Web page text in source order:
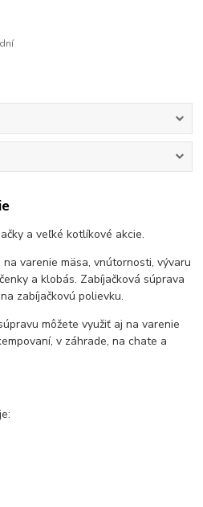
a veľké kotlíkové akcie.
varenie mäsa, vnútornosti, vývaru
a klobás. Zabíjačková súprava
zabíjačkovú polievku.
môžete využiť aj na varenie
v záhrade, na chate a